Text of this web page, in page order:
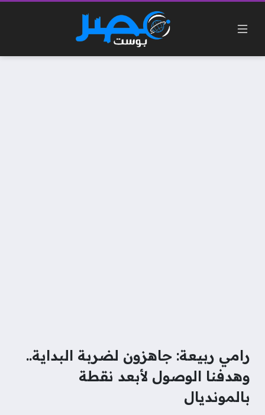
رامي ربيعة: جاهزون لضربة البداية..
وهدفنا الوصول لأبعد نقطة
بالمونديال